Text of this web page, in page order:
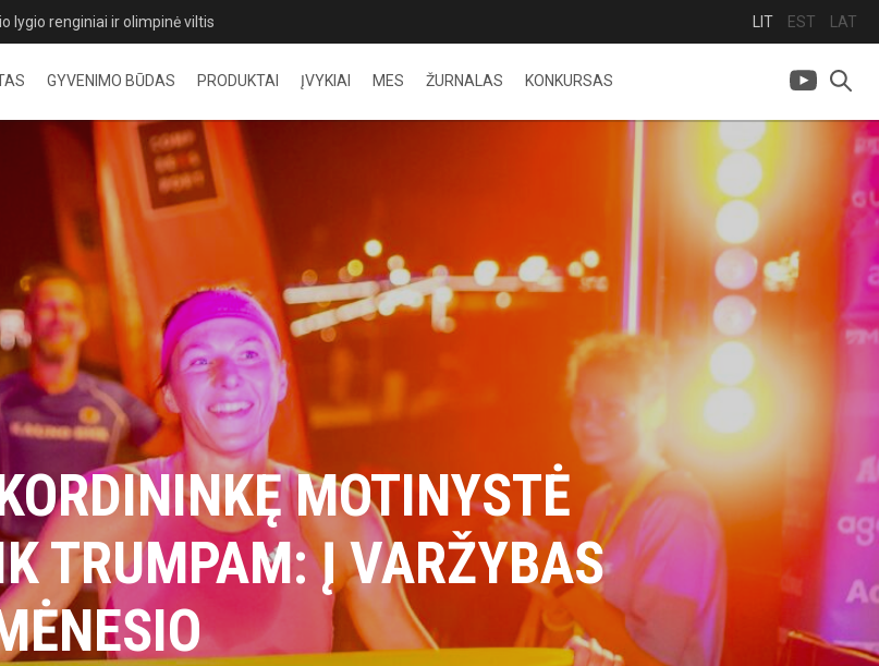
ir ryškūs favoritų pasirodymai Palangoje LIT EST LAT
GYVENIMO BŪDAS PRODUKTAI ĮVYKIAI MES ŽURNALAS KONKURSAS
MOTINYSTĖ
TRUMPAM: Į VARŽYBAS